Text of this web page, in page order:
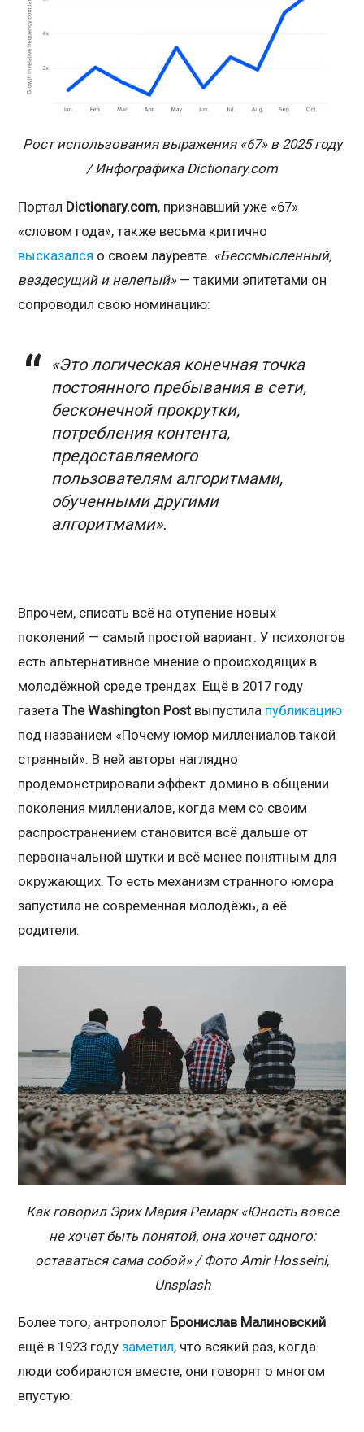
Рост использования выражения «67» в 2025 году
/ Инфографика Dictionary.com
Портал Dictionary.com, признавший уже «67»
«словом года», также весьма критично
высказался о своём лауреате. «Бессмысленный,
вездесущий и нелепый»— такими эпитетами он
сопроводил свою номинацию:
«Это логическая конечная точка
постоянного пребывания в сети,
бесконечной прокрутки,
потребления контента,
предоставляемого
пользователям алгоритмами,
обученными другими
алгоритмами».
Впрочем, списать всё на отупение новых
поколений — самый простой вариант. У психологов
есть альтернативное мнение о происходящих в
молодёжной среде трендах. Ещё в 2017 году
газетаThe Washington Post выпустила публикацию
под названием «Почему юмор миллениалов такой
странный». В ней авторы наглядно
продемонстрировали эффект домино в общении
поколения миллениалов, когда мем со своим
распространением становится всё дальше от
первоначальной шутки и всё менее понятным для
окружающих. То есть механизм странного юмора
запустила не современная молодёжь, а её
родители.
Как говорил Эрих Мария Ремарк «Юность вовсе
не хочет быть понятой, она хочет одного:
оставаться сама собой» / Фото Amir Hosseini,
Unsplash
Более того, антрополог Бронислав Малиновский
ещё в 1923 году заметил, что всякий раз, когда
люди собираются вместе, они говорят о многом
впустую: